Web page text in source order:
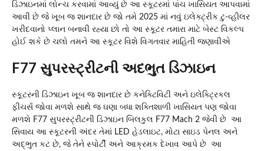
ડિઝાઇનમાં લોન્ચ કરવામાં આવ્યું છે આ સ્કૂટરમાં પાંચ ખાસિયત આપવામાં
આવી છે જે ખૂબ જ શાનદાર છે જો તમે 2025 માં નવું ઇલેક્ટ્રીક ટુ-વ્હીલર
ખરીદવાનો પ્લાન બનાવી રહ્યા છો તો આ સ્કૂટર તમારા માટે બેસ્ટ વિકલ્પ
હોઈ શકે છે ચલો તમને આ સ્કૂટર વિશે વિગતવાર માહિતી જણાવીએ
F77 સુપરસ્ટ્રીટની અદભુત ડિઝાઇન
સ્કૂટરની ડિઝાઇન ખૂબ જ શાનદાર છે કનેક્ટિવિટી અને ઇલેક્ટ્રિકલ
ફીચર્સ જોવા મળશે સાથે જ ઘણા બધા શક્તિશાળી ખાસિયત પણ જોવા
મળશે F77 સુપરસ્ટ્રીટની ડિઝાઇન બિલકુલ F77 Mach 2 જેવી છે આ
સિવાય આ સ્કૂટરની અંદર તેમાં LED હેડલાઇટ, મોટા સાઇડ પેનલ અને
અદ્ભુત કટ છે, જે તેને સ્પોર્ટી અને આક્રમક દેખાવ આપે છે આ